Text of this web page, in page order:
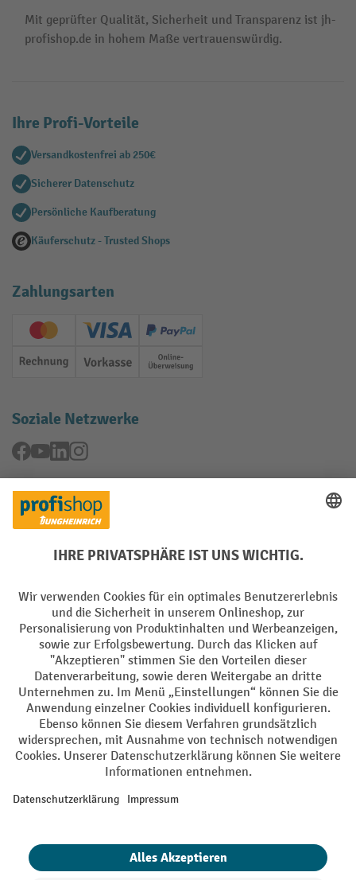
Mit geprüfter Qualität, Sicherheit und Transparenz ist jh-
profishop.de in hohem Maße vertrauenswürdig.
Ihre Profi-Vorteile
Versandkostenfrei ab 250€
Sicherer Datenschutz
Persönliche Kaufberatung
Käuferschutz - Trusted Shops
Zahlungsarten
Creditcard (Master)Creditcard (Visa)
PayPal
Rechnung Vorkasse Online-Überweisung
Soziale Netzwerke
Facebook
YouTubeLinkedIn
Rücknahme-Services
Elektrogeräte Rückname
Batterie Rückname
AGB Impressum Datenschutz
Barrierefreiheit Grounding Page Privacy Settings
Alle Preise exkl. gesetzl. Mehrwertsteuer zzgl.Versandkosten und ggf.
Nachnahmegebühren, wenn nicht anders angegeben.
¹ Der Rabatt gilt so lange der Vorrat reicht. Der Rabatt gilt nicht auf
Erstregistrierung für den Newsletter gewährt. Der Gutschein ist 10
Tage gültig und kann ab einem Netto-Bestellwert von 250,- € online